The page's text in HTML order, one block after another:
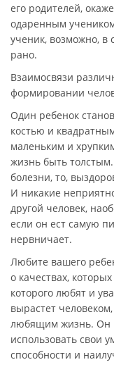
его родителей,
одаренным
ученик, возможно, в
рано.
Взаимосвязи
формировании
Один ребенок
костью и
маленьким и
жизнь быть
болезни, то,
И никакие
другой человек,
если он ест самую
нервничает.
Любите вашего
о качествах,
которого любят и
вырастет
любящим жизнь. Он
использовать свои
способности и